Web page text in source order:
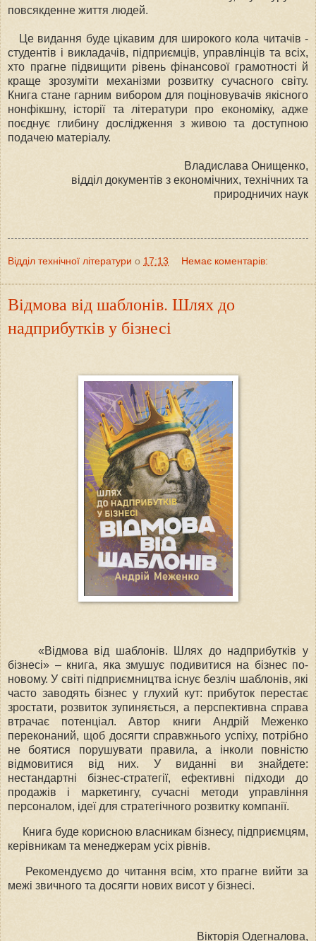
повсякденне життя людей.
Це видання буде цікавим для широкого кола читачів -
студентів і викладачів, підприємців, управлінців та всіх,
хто прагне підвищити рівень фінансової грамотності й
краще зрозуміти механізми розвитку сучасного світу.
Книга стане гарним вибором для поціновувачів якісного
нонфікшну, історії та літератури про економіку, адже
поєднує глибину дослідження з живою та доступною
подачею матеріалу.
Владислава Онищенко,
відділ документів з економічних, технічних та
природничих наук
Відділ технічної літератури о 17:13 Немає коментарів:
Відмова від шаблонів. Шлях до
надприбутків у бізнесі
«Відмова від шаблонів. Шлях до надприбутків у
бізнесі» – книга, яка змушує подивитися на бізнес по-
новому. У світі підприємництва існує безліч шаблонів, які
часто заводять бізнес у глухий кут: прибуток перестає
зростати, розвиток зупиняється, а перспективна справа
втрачає потенціал. Автор книги Андрій Меженко
переконаний, щоб досягти справжнього успіху, потрібно
не боятися порушувати правила, а інколи повністю
відмовитися від них. У виданні ви знайдете:
нестандартні бізнес-стратегії, ефективні підходи до
продажів і маркетингу, сучасні методи управління
персоналом, ідеї для стратегічного розвитку компанії.
Книга буде корисною власникам бізнесу, підприємцям,
керівникам та менеджерам усіх рівнів.
Рекомендуємо до читання всім, хто прагне вийти за
межі звичного та досягти нових висот у бізнесі.
Вікторія Одегналова,